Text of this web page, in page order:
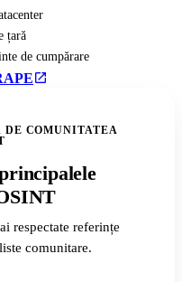
țară
de cumpărare
DE COMUNITATEA
respectate referințe
comunitare.